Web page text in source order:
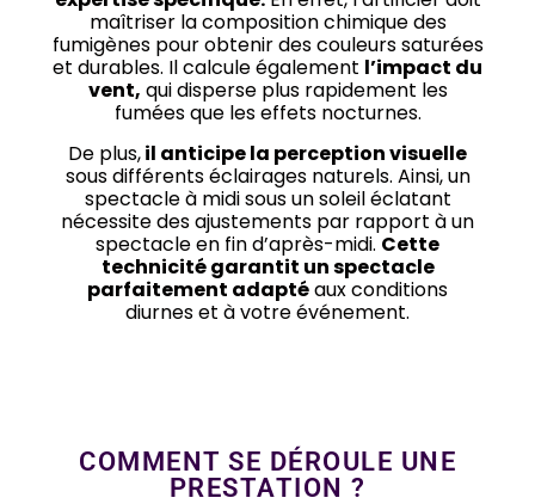
maîtriser la composition chimique des
fumigènes pour obtenir des couleurs saturées
et durables. Il calcule également l’impact du
vent, qui disperse plus rapidement les
fumées que les effets nocturnes.
De plus,il anticipe la perception visuelle
sous différents éclairages naturels. Ainsi, un
spectacle à midi sous un soleil éclatant
nécessite des ajustements par rapport à un
spectacle en fin d’après-midi. Cette
technicité garantit un spectacle
parfaitement adaptéaux conditions
diurnes et à votre événement.
COMMENT SE DÉROULE UNE
PRESTATION ?